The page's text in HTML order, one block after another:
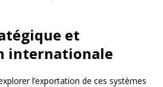
et
internationale
l’exportation de ces systèmes